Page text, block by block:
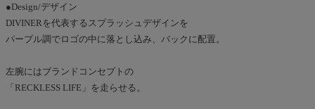
●Design/デザイン
DIVINERを代表するスプラッシュデザインを
パープル調でロゴの中に落とし込み、バックに配置。
左腕にはブランドコンセプトの
「RECKLESS LIFE」を走らせる。